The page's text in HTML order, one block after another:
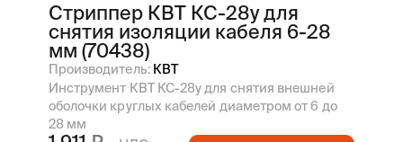
Стриппер КВТ КС-28у для
снятия изоляции кабеля 6-28
мм (70438)
Производитель: КВТ
Инструмент КВТ КС-28у для снятия внешней
оболочки круглых кабелей диаметром от 6 до
28 мм